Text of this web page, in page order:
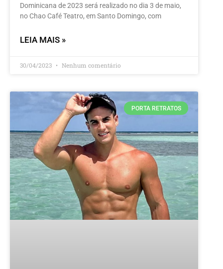
Dominicana de 2023 será realizado no dia 3 de maio,
no Chao Café Teatro, em Santo Domingo, com
LEIA MAIS »
30/04/2023 Nenhum comentário
PORTA RETRATOS